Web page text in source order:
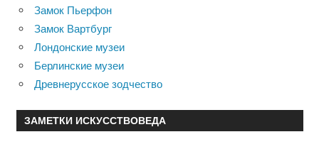
Замок Пьерфон
Замок Вартбург
Лондонские музеи
Берлинские музеи
Древнерусское зодчество
ЗАМЕТКИ ИСКУССТВОВЕДА